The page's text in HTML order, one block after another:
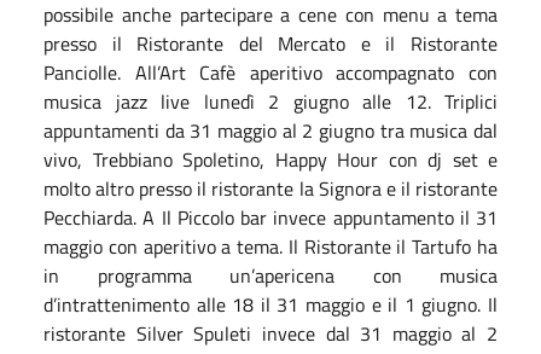
possibile anche partecipare a cene con menu a tema
presso il Ristorante del Mercato e il Ristorante
Panciolle. All’Art Cafè aperitivo accompagnato con
musica jazz live lunedì 2 giugno alle 12. Triplici
appuntamenti da 31 maggio al 2 giugno tra musica dal
vivo, Trebbiano Spoletino, Happy Hour con dj set e
molto altro presso il ristorante la Signora e il ristorante
Pecchiarda. A Il Piccolo bar invece appuntamento il 31
maggio con aperitivo a tema. Il Ristorante il Tartufo ha
in programma un’apericena con musica
d’intrattenimento alle 18 il 31 maggio e il 1 giugno. Il
ristorante Silver Spuleti invece dal 31 maggio al 2